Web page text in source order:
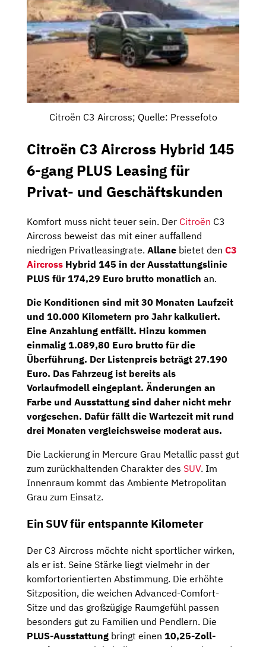
Citroën C3 Aircross; Quelle: Pressefoto
Citroën C3 Aircross Hybrid 145
6-gang PLUS Leasing für
Privat- und Geschäftskunden
Komfort muss nicht teuer sein. Der Citroën C3
Aircross beweist das mit einer auffallend
niedrigen Privatleasingrate. Allane bietet den C3
Aircross Hybrid 145 in der Ausstattungslinie
PLUS für 174,29 Euro brutto monatlich an.
Die Konditionen sind mit 30 Monaten Laufzeit
und 10.000 Kilometern pro Jahr kalkuliert.
Eine Anzahlung entfällt. Hinzu kommen
einmalig 1.089,80 Euro brutto für die
Überführung. Der Listenpreis beträgt 27.190
Euro. Das Fahrzeug ist bereits als
Vorlaufmodell eingeplant. Änderungen an
Farbe und Ausstattung sind daher nicht mehr
vorgesehen. Dafür fällt die Wartezeit mit rund
drei Monaten vergleichsweise moderat aus.
Die Lackierung in Mercure Grau Metallic passt gut
zum zurückhaltenden Charakter des SUV. Im
Innenraum kommt das Ambiente Metropolitan
Grau zum Einsatz.
Ein SUV für entspannte Kilometer
Der C3 Aircross möchte nicht sportlicher wirken,
als er ist. Seine Stärke liegt vielmehr in der
komfortorientierten Abstimmung. Die erhöhte
Sitzposition, die weichen Advanced-Comfort-
Sitze und das großzügige Raumgefühl passen
besonders gut zu Familien und Pendlern. Die
PLUS-Ausstattung bringt einen 10,25-Zoll-